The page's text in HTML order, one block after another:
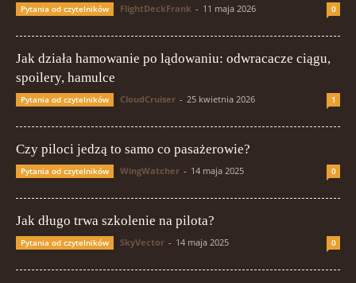
Pytania od czytelników FlightDeckFrank - 11 maja 2026 0
Jak działa hamowanie po lądowaniu: odwracacze ciągu,
spoilery, hamulce
Pytania od czytelników CloudCruiser - 25 kwietnia 2026 1
Czy piloci jedzą to samo co pasażerowie?
Pytania od czytelników WingWatcher - 14 maja 2025 0
Jak długo trwa szkolenie na pilota?
Pytania od czytelników SkyVector - 14 maja 2025 0